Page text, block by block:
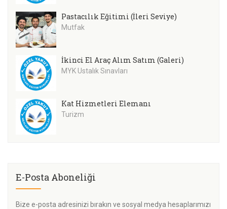
Pastacılık Eğitimi (İleri Seviye)
Mutfak
İkinci El Araç Alım Satım (Galeri)
MYK Ustalık Sınavları
Kat Hizmetleri Elemanı
Turizm
E-Posta Aboneliği
Bize e-posta adresinizi bırakın ve sosyal medya hesaplarımızı